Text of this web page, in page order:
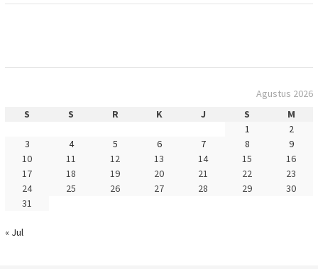
Agustus 2026
S
S R K J S
M
1
2
3
4 5 6 7 8
9
10
11 12 13 14 15
16
17
18 19 20 21 22
23
24
25 26 27 28 29
30
31
« Jul